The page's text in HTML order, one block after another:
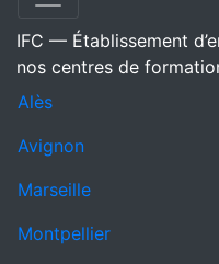
IFC — Établissement
nos centres de
Alès
Avignon
Marseille
Montpellier